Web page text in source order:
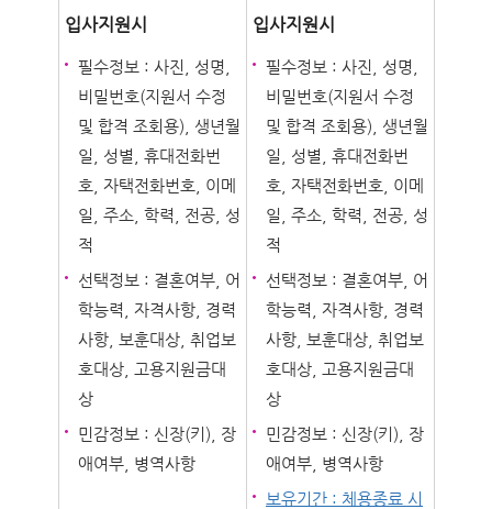
입사지원시
필수정보 : 사진, 성명,
비밀번호(지원서 수정
및 합격 조회용), 생년월
일, 성별, 휴대전화번
호, 자택전화번호, 이메
일, 주소, 학력, 전공, 성
적
선택정보 : 결혼여부, 어
학능력, 자격사항, 경력
사항, 보훈대상, 취업보
호대상, 고용지원금대
상
민감정보 : 신장(키), 장
애여부, 병역사항
입사지원시
필수정보 : 사진, 성명,
비밀번호(지원서 수정
및 합격 조회용), 생년월
일, 성별, 휴대전화번
호, 자택전화번호, 이메
일, 주소, 학력, 전공, 성
적
선택정보 : 결혼여부, 어
학능력, 자격사항, 경력
사항, 보훈대상, 취업보
호대상, 고용지원금대
상
민감정보 : 신장(키), 장
애여부, 병역사항
보유기간 : 체용종료 시